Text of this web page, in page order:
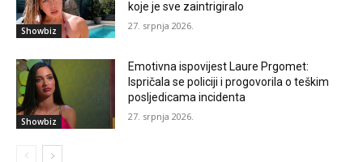
Showbiz
koje je sve zaintrigiralo
27. srpnja 2026.
Showbiz
Emotivna ispovijest Laure Prgomet:
Ispričala se policiji i progovorila o teškim
posljedicama incidenta
27. srpnja 2026.